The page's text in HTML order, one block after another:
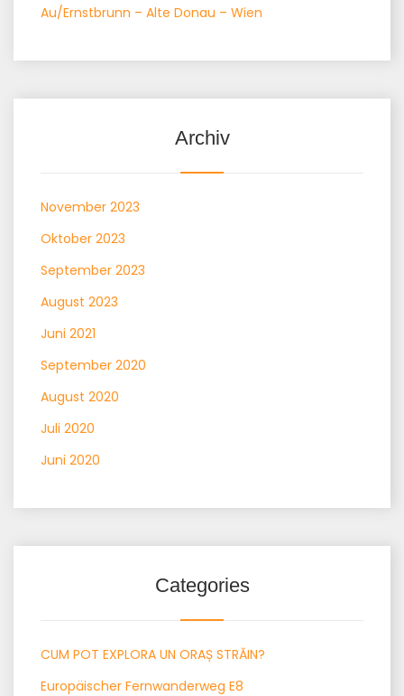
Au/Ernstbrunn – Alte Donau – Wien
Archiv
November 2023
Oktober 2023
September 2023
August 2023
Juni 2021
September 2020
August 2020
Juli 2020
Juni 2020
Categories
CUM POT EXPLORA UN ORAȘ STRĂIN?
Europäischer Fernwanderweg E8